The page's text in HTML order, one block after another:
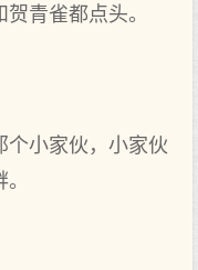
青雀都点头。
个小家伙，小家伙